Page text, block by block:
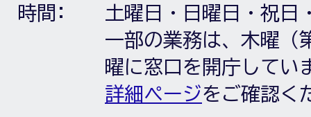
時間:
土曜日・日曜日・祝日
一部の業務は、木曜（
曜に窓口を開庁してい
詳細ページをご確認く